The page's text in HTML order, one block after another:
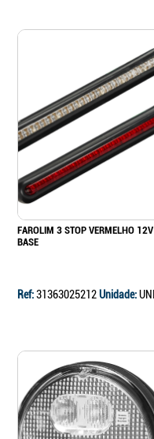
FAROLIM 3 STOP VERMELHO 12V
BASE
Ref:31363025212Unidade:UNI